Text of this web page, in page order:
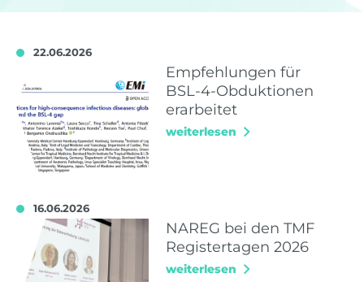
22.06.2026
Empfehlungen für
BSL-4-Obduktionen
erarbeitet
weiterlesen
16.06.2026
NAREG bei den TMF
Registertagen 2026
weiterlesen